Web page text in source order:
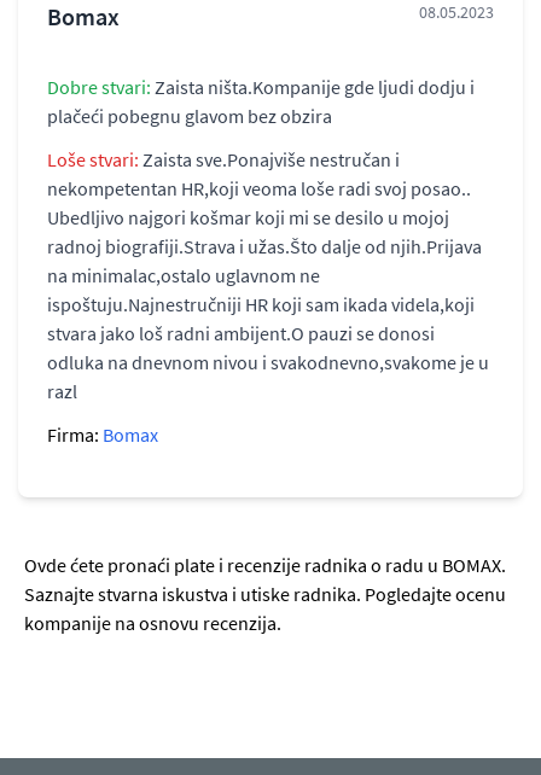
Bomax 08.05.2023
Dobre stvari: Zaista ništa.Kompanije gde ljudi dodju i
plačeći pobegnu glavom bez obzira
Loše stvari: Zaista sve.Ponajviše nestručan i
nekompetentan HR,koji veoma loše radi svoj posao..
Ubedljivo najgori košmar koji mi se desilo u mojoj
radnoj biografiji.Strava i užas.Što dalje od njih.Prijava
na minimalac,ostalo uglavnom ne
ispoštuju.Najnestručniji HR koji sam ikada videla,koji
stvara jako loš radni ambijent.O pauzi se donosi
odluka na dnevnom nivou i svakodnevno,svakome je u
razl
Firma: Bomax
Ovde ćete pronaći plate i recenzije radnika o radu u BOMAX.
Saznajte stvarna iskustva i utiske radnika. Pogledajte ocenu
kompanije na osnovu recenzija.